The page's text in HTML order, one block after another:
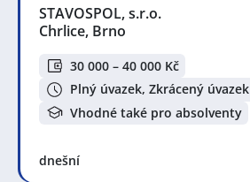
STAVOSPOL, s.r.o.
Chrlice, Brno
30 000 – 40 000 Kč
Plný úvazek, Zkrácený úvazek
Vhodné také pro absolventy
dnešní